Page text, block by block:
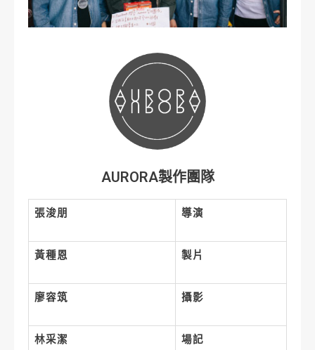
AURORA製作團隊
張浚朋 導演
黃種恩 製片
廖容筑 攝影
林采潔 場記